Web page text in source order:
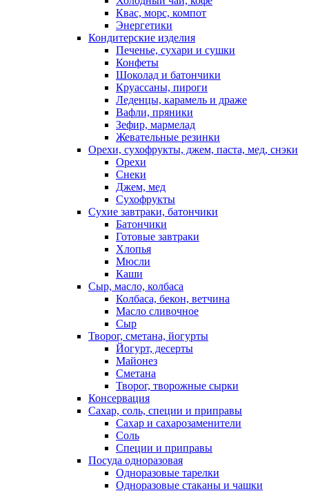
Квас, морс, компот
Энергетики
Кондитерские изделия
Печенье, сухари и сушки
Конфеты
Шоколад и батончики
Круассаны, пироги
Леденцы, карамель и драже
Вафли, пряники
Зефир, мармелад
Жевательные резинки
Орехи, сухофрукты, джем, паста, мед, снэки
Орехи
Снеки
Джем, мед
Сухофрукты
Сухие завтраки, батончики
Батончики
Готовые завтраки
Хлопья
Мюсли
Каши
Сыр, масло, колбаса
Колбаса, бекон, ветчина
Масло сливочное
Сыр
Творог, сметана, йогурты
Йогурт, десерты
Майонез
Сметана
Творог, творожные сырки
Консервация
Сахар, соль, специи и приправы
Сахар и сахарозаменители
Соль
Специи и приправы
Посуда одноразовая
Одноразовые тарелки
Одноразовые стаканы и чашки